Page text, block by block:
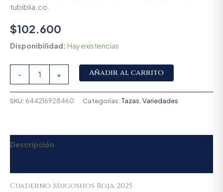
tubiblia.co.
$102.600
Disponibilidad: Hay existencias
- + Añadir al carrito
SKU: 644216928460 Categorías:Tazas Variedades
Descripción
Cuaderno Mugoshos Roja 2025